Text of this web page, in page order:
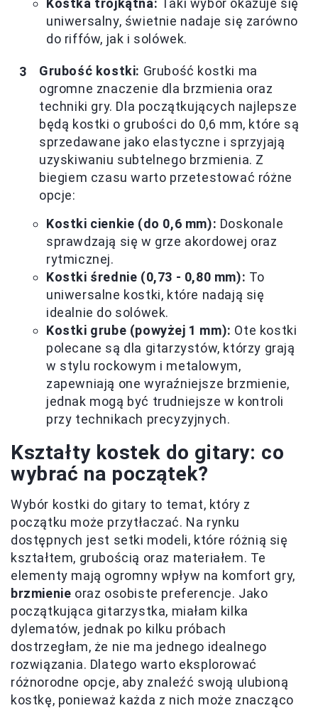
Kostka trójkątna: Taki wybór okazuje się
uniwersalny, świetnie nadaje się zarówno
do riffów, jak i solówek.
Grubość kostki: Grubość kostki ma
ogromne znaczenie dla brzmienia oraz
techniki gry. Dla początkujących najlepsze
będą kostki o grubości do 0,6 mm, które są
sprzedawane jako elastyczne i sprzyjają
uzyskiwaniu subtelnego brzmienia. Z
biegiem czasu warto przetestować różne
opcje:
Kostki cienkie (do 0,6 mm): Doskonale
sprawdzają się w grze akordowej oraz
rytmicznej.
Kostki średnie (0,73 - 0,80 mm): To
uniwersalne kostki, które nadają się
idealnie do solówek.
Kostki grube (powyżej 1 mm): Ote kostki
polecane są dla gitarzystów, którzy grają
w stylu rockowym i metalowym,
zapewniają one wyraźniejsze brzmienie,
jednak mogą być trudniejsze w kontroli
przy technikach precyzyjnych.
Kształty kostek do gitary: co
wybrać na początek?
Wybór kostki do gitary to temat, który z
początku może przytłaczać. Na rynku
dostępnych jest setki modeli, które różnią się
kształtem, grubością oraz materiałem. Te
elementy mają ogromny wpływ na komfort gry,
brzmienie oraz osobiste preferencje. Jako
początkująca gitarzystka, miałam kilka
dylematów, jednak po kilku próbach
dostrzegłam, że nie ma jednego idealnego
rozwiązania. Dlatego warto eksplorować
różnorodne opcje, aby znaleźć swoją ulubioną
kostkę, ponieważ każda z nich może znacząco